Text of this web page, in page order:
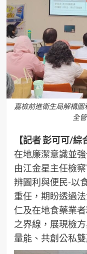
嘉檢前進衛生局解構
全
【記者 彭可可/綜
在地廉潔意識並
由江金星主任檢
辨圖利與便民-以
重任，期盼透過
仁及在地食藥業
之界線，展現檢
量能、共創公私